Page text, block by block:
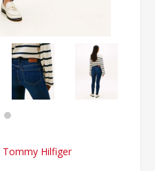
Tommy Hilfiger